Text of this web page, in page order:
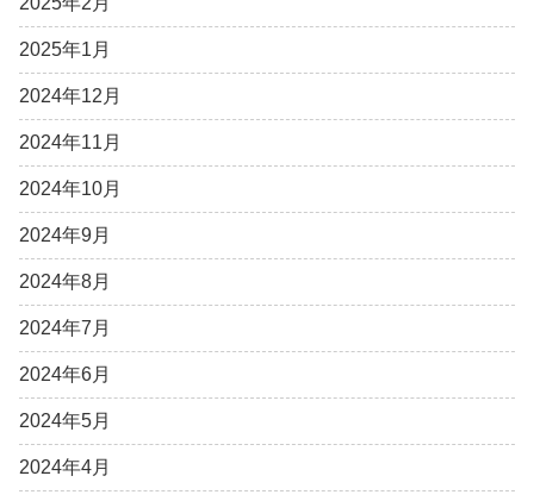
2025年1月
2024年12月
2024年11月
2024年10月
2024年9月
2024年8月
2024年7月
2024年6月
2024年5月
2024年4月